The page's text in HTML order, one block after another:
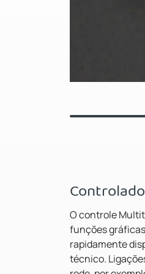
O controle
funções
rapidamente
técnico.